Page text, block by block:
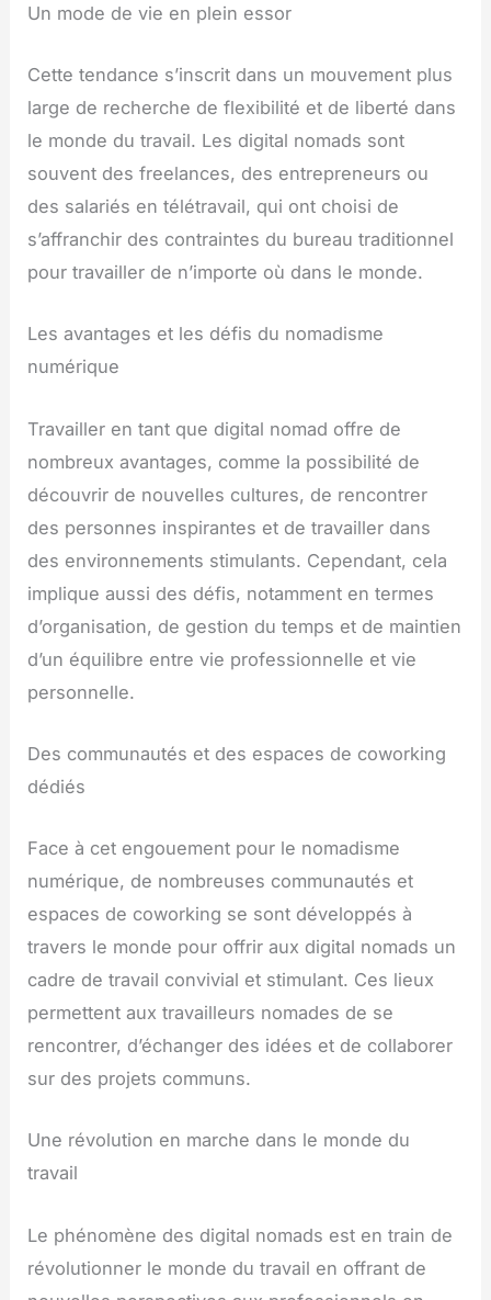
Un mode de vie en plein essor
Cette tendance s’inscrit dans un mouvement plus
large de recherche de flexibilité et de liberté dans
le monde du travail. Les digital nomads sont
souvent des freelances, des entrepreneurs ou
des salariés en télétravail, qui ont choisi de
s’affranchir des contraintes du bureau traditionnel
pour travailler de n’importe où dans le monde.
Les avantages et les défis du nomadisme
numérique
Travailler en tant que digital nomad offre de
nombreux avantages, comme la possibilité de
découvrir de nouvelles cultures, de rencontrer
des personnes inspirantes et de travailler dans
des environnements stimulants. Cependant, cela
implique aussi des défis, notamment en termes
d’organisation, de gestion du temps et de maintien
d’un équilibre entre vie professionnelle et vie
personnelle.
Des communautés et des espaces de coworking
dédiés
Face à cet engouement pour le nomadisme
numérique, de nombreuses communautés et
espaces de coworking se sont développés à
travers le monde pour offrir aux digital nomads un
cadre de travail convivial et stimulant. Ces lieux
permettent aux travailleurs nomades de se
rencontrer, d’échanger des idées et de collaborer
sur des projets communs.
Une révolution en marche dans le monde du
travail
Le phénomène des digital nomads est en train de
révolutionner le monde du travail en offrant de